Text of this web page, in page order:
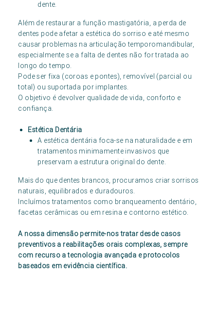
dente.
Além de restaurar a função mastigatória, a perda de
dentes pode afetar a estética do sorriso e até mesmo
causar problemas na articulação temporomandibular,
especialmente se a falta de dentes não for tratada ao
longo do tempo.
Pode ser fixa (coroas e pontes), removível (parcial ou
total) ou suportada por implantes.
O objetivo é devolver qualidade de vida, conforto e
confiança.
Estética Dentária
A estética dentária foca-se na naturalidade e em
tratamentos minimamente invasivos que
preservam a estrutura original do dente.
Mais do que dentes brancos, procuramos criar sorrisos
naturais, equilibrados e duradouros.
Incluímos tratamentos como branqueamento dentário,
facetas cerâmicas ou em resina e contorno estético.
A nossa dimensão permite-nos tratar desde casos
preventivos a reabilitações orais complexas, sempre
com recurso a tecnologia avançada e protocolos
baseados em evidência científica.